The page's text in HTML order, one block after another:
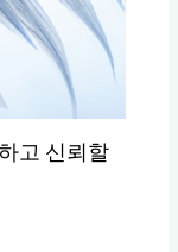
고 신뢰할